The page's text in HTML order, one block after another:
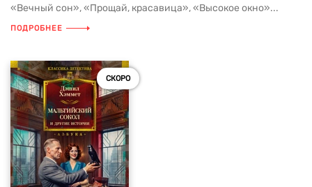
«Вечный сон», «Прощай, красавица», «Высокое окно»...
ПОДРОБНЕЕ
СКОРО